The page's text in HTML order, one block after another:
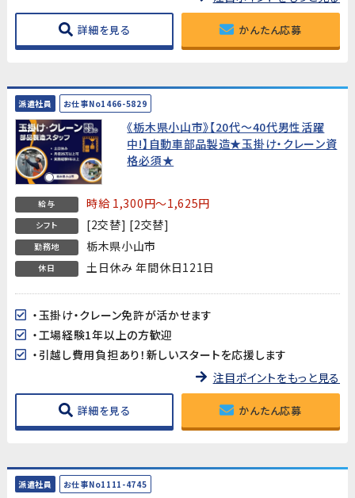
詳細を見る かんたん応募
派遣社員 お仕事No1466-5829
《栃木県小山市》【20代～40代男性活躍
中!】自動車部品製造★玉掛け・クレーン資
格必須★
給与 時給 1,300円～1,625円
シフト [2交替] [2交替]
勤務地 栃木県小山市
休日 土日休み 年間休日121日
・玉掛け・クレーン免許が活かせます
・工場経験1年以上の方歓迎
・引越し費用負担あり！新しいスタートを応援します
注目ポイントをもっと見る
詳細を見る かんたん応募
派遣社員 お仕事No1111-4745